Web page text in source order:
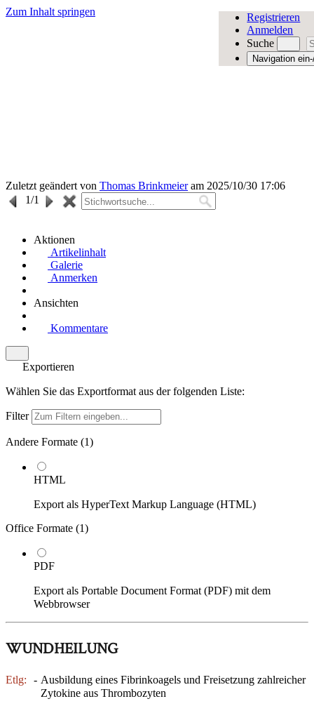
Zum Inhalt springen
Registrieren
Anmelden
Suche
Navigation
Zuletzt geändert von Thomas Brinkmeieram 2025/10/30 17:06
1/1
Aktionen
Artikelinhalt
Galerie
Anmerken
Ansichten
Kommentare
Exportieren
Wählen Sie das Exportformat aus der folgenden Liste:
Filter
Andere Formate (1)
HTML
Export als HyperText Markup Language (HTML)
Office Formate (1)
PDF
Export als Portable Document Format (PDF) mit dem
Webbrowser
WUNDHEILUNG
Etlg: - Ausbildung eines Fibrinkoagels und Freisetzung zahlreicher
Zytokine aus Thrombozyten